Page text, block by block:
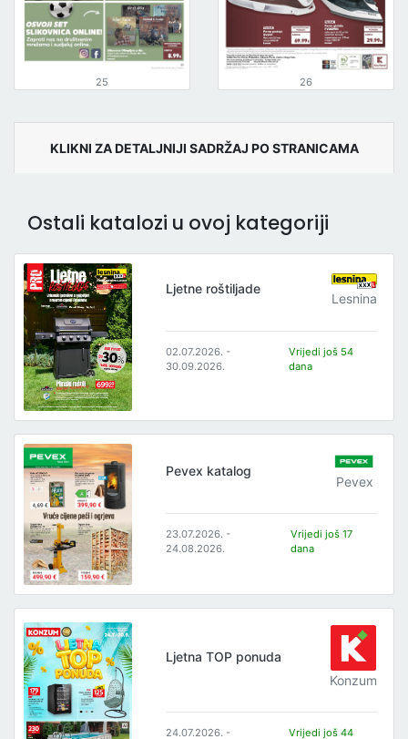
25 26
KLIKNI ZA DETALJNIJI SADRŽAJ PO STRANICAMA
Ostali katalozi u ovoj kategoriji
Ljetne roštiljade
Lesnina
02.07.2026. -
30.09.2026.
Vrijedi još 54
dana
Pevex katalog
Pevex
23.07.2026. -
24.08.2026.
Vrijedi još 17
dana
Ljetna TOP ponuda
Konzum
24.07.2026. -
Vrijedi još 44